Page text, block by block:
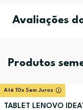
Avaliações
Produtos
Até 10x Sem Juros
TABLET LENOVO